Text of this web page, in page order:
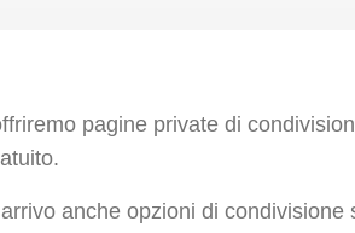
pagine private di
anche opzioni di condivisione